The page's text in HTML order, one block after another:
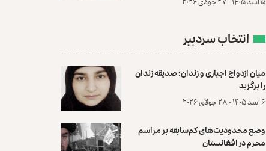
انتخاب سردبیر
میان ازدواج اجباری و زندان؛ صدیقه زندان
را برگزید
۶ اسد ۱۴۰۵ - ۲۸ جولای ۲۰۲۶
وضع محدودیت‌های کم‌سابقه بر مراسم
محرم در افغانستان